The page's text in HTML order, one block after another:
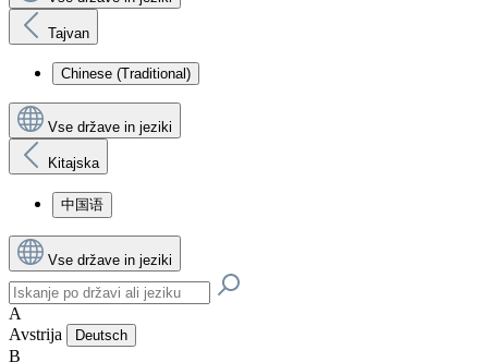
Tajvan
Chinese (Traditional)
Vse države in jeziki
Kitajska
中国语
Vse države in jeziki
A
Avstrija
Deutsch
B